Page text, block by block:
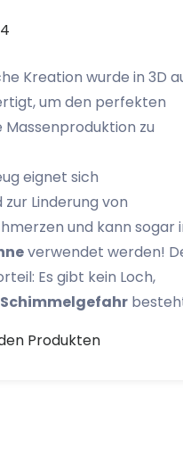
Kreation wurde in 3D
um den perfekten
Massenproduktion zu
eignet sich
Linderung von
und kann sogar
verwendet werden!
Es gibt kein Loch,
Produkten